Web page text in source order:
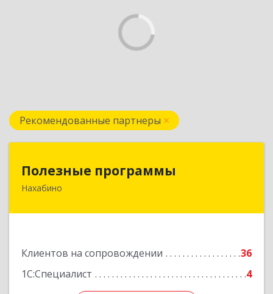
Рекомендованные партнеры
Полезные программы
Нахабино
Клиентов на сопровождении
36
1С:Специалист
4
143432, Московская обл, Красногорский р-н,